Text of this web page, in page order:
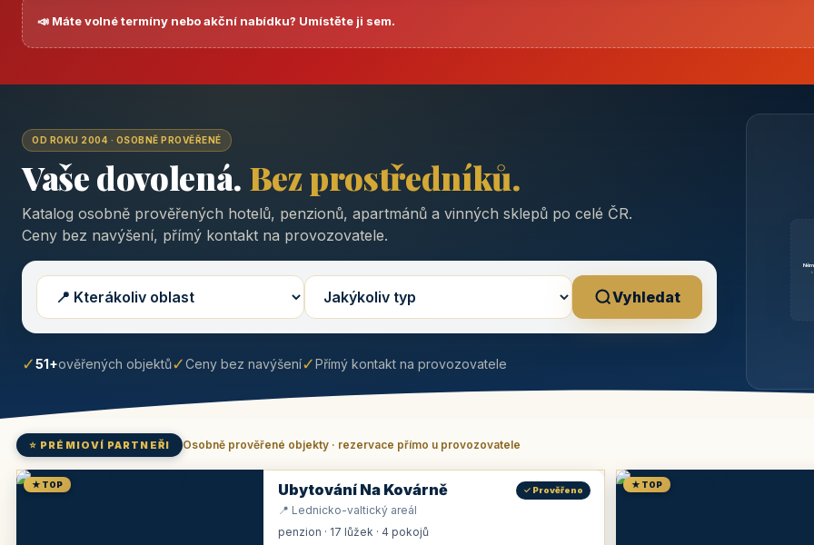
📣 Máte volné termíny nebo akční nabídku? Umístěte ji sem.
OD ROKU 2004 · OSOBNĚ PROVĚŘENÉ
Vaše dovolená. Bez prostředníků.
Katalog osobně prověřených hotelů, penzionů, apartmánů a vinných sklepů po celé ČR.
Ceny bez navýšení, přímý kontakt na provozovatele.
Vyhledat
✓51+ověřených objektů✓Ceny bez navýšení✓Přímý kontakt na provozovatele
⭐ PRÉMIOVÍ PARTNEŘI Osobně prověřené objekty · rezervace přímo u provozovatele
★ TOP Ubytování Na Kovárně ✓ Prověřeno
📍 Lednicko-valtický areál
penzion · 17 lůžek · 4 pokojů
★ TOP